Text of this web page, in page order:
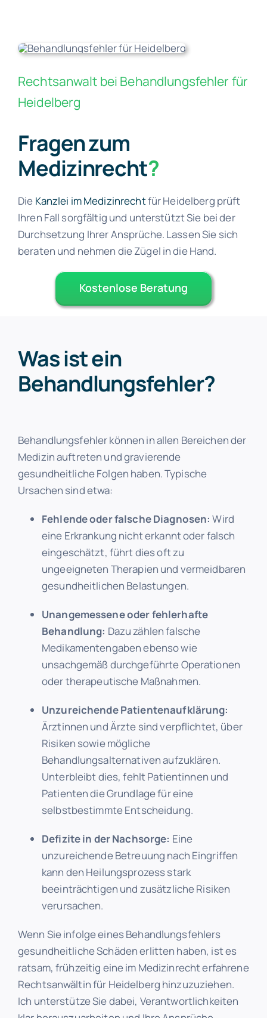
Rechtsanwalt bei Behandlungsfehler für
Heidelberg
Fragen zum
Medizinrecht?
Die Kanzlei im Medizinrechtfür Heidelberg prüft
Ihren Fall sorgfältig und unterstützt Sie bei der
Durchsetzung Ihrer Ansprüche. Lassen Sie sich
beraten und nehmen die Zügel in die Hand.
Kostenlose Beratung
Was ist ein
Behandlungsfehler?
Behandlungsfehler können in allen Bereichen der
Medizin auftreten und gravierende
gesundheitliche Folgen haben. Typische
Ursachen sind etwa:
Fehlende oder falsche Diagnosen: Wird
eine Erkrankung nicht erkannt oder falsch
eingeschätzt, führt dies oft zu
ungeeigneten Therapien und vermeidbaren
gesundheitlichen Belastungen.
Unangemessene oder fehlerhafte
Behandlung: Dazu zählen falsche
Medikamentengaben ebenso wie
unsachgemäß durchgeführte Operationen
oder therapeutische Maßnahmen.
Unzureichende Patientenaufklärung:
Ärztinnen und Ärzte sind verpflichtet, über
Risiken sowie mögliche
Behandlungsalternativen aufzuklären.
Unterbleibt dies, fehlt Patientinnen und
Patienten die Grundlage für eine
selbstbestimmte Entscheidung.
Defizite in der Nachsorge: Eine
unzureichende Betreuung nach Eingriffen
kann den Heilungsprozess stark
beeinträchtigen und zusätzliche Risiken
verursachen.
Wenn Sie infolge eines Behandlungsfehlers
gesundheitliche Schäden erlitten haben, ist es
ratsam, frühzeitig eine im Medizinrecht erfahrene
Rechtsanwältin für Heidelberg hinzuzuziehen.
Ich unterstütze Sie dabei, Verantwortlichkeiten